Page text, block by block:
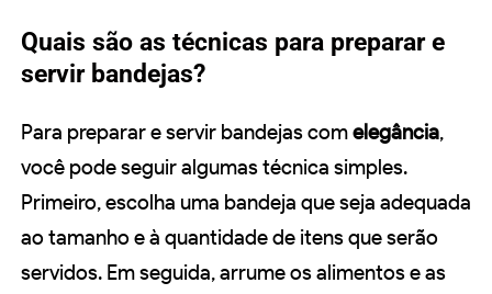
Quais são as técnicas para preparar e
servir bandejas?
Para preparar e servir bandejas comelegância,
você pode seguir algumas técnica simples.
Primeiro, escolha uma bandeja que seja adequada
ao tamanho e à quantidade de itens que serão
servidos. Em seguida, arrume os alimentos e as